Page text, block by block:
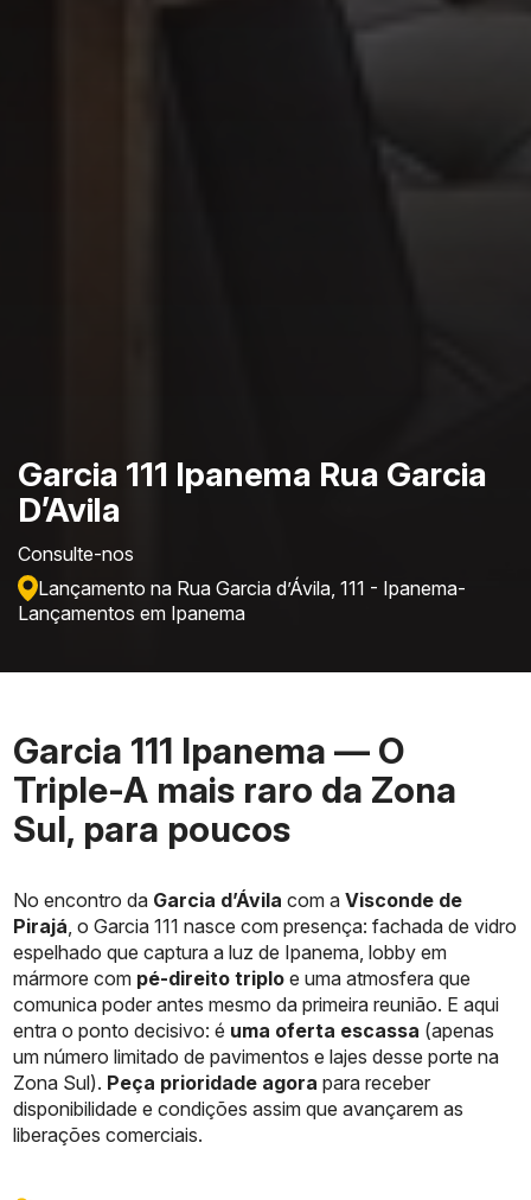
Garcia 111 Ipanema Rua Garcia
D’Avila
Consulte-nos
Lançamento na Rua Garcia d’Ávila, 111 - Ipanema-
Lançamentos em Ipanema
Garcia 111 Ipanema — O
Triple-A mais raro da Zona
Sul, para poucos
No encontro da Garcia d’Ávila com aVisconde de
Pirajá , o Garcia 111 nasce com presença: fachada de vidro
espelhado que captura a luz de Ipanema, lobby em
mármore com pé-direito triplo e uma atmosfera que
comunica poder antes mesmo da primeira reunião. E aqui
entra o ponto decisivo: é uma oferta escassa (apenas
um número limitado de pavimentos e lajes desse porte na
Zona Sul). Peça prioridade agora para receber
disponibilidade e condições assim que avançarem as
liberações comerciais.